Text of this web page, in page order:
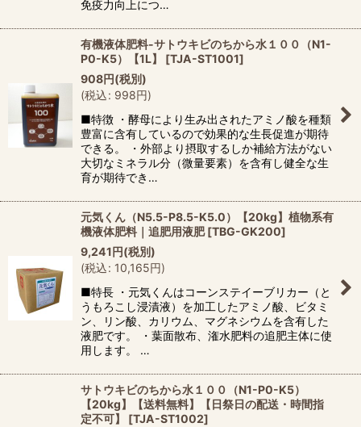
免疫力向上につ…
有機液体肥料-サトウキビのちから水１００（N1-
P0-K5）【1L】
[TJA-ST1001]
908円(税別)
(税込: 998円)
■特徴 ・酵母により生み出されたアミノ酸を種類
豊富に含有しているので効果的な生長促進が期待
できる。 ・外部より摂取するしか補給方法がない
大切なミネラル分（微量要素）を含有し健全な生
育が期待でき…
元気くん（N5.5-P8.5-K5.0）【20kg】植物系有
機液体肥料｜追肥用液肥 [TBG-GK200]
9,241円(税別)
(税込: 10,165円)
■特長 ・元気くんはコーンステイーブリカー（と
うもろこし浸漬液）を加工したアミノ酸、ビタミ
ン、リン酸、カリウム、マグネシウムを含有した
液肥です。 ・葉面散布、潅水肥料の追肥主体に使
用します。 …
サトウキビのちから水１００（N1-P0-K5）
【20kg】【送料無料】【日祭日の配送・時間指
定不可】
[TJA-ST1002]